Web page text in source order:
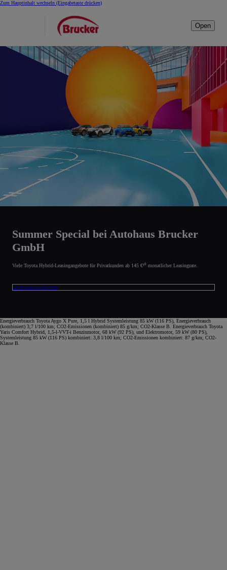
Zum Hauptinhalt wechseln (Eingabetaste drücken)
Open
Summer Special bei Autohaus Brucker
GmbH
Viele Toyota Hybrid-Leasingangebote für Privatkunden ab 145 €¹⁰ monatlicher Leasingrate.
Zu unseren Angeboten
Energieverbrauch Toyota Aygo X Pure, 1,5 l Hybrid Systemleistung 85 kW (116 PS), Energieverbrauch
(kombiniert) 3,7 l/100 km; CO2-Emissionen (kombiniert) 85 g/km; CO2-Klasse B. Energieverbrauch Toyota
Yaris Comfort Hybrid, 1,5-l-VVT-i Benzinmotor, 68 kW (92 PS), und Elektromotor, 59 kW (80 PS),
Systemleistung 85 kW (116 PS) kombiniert: 3,8 l/100 km; CO2-Emissionen kombiniert: 87 g/km; CO2-
Klasse B.